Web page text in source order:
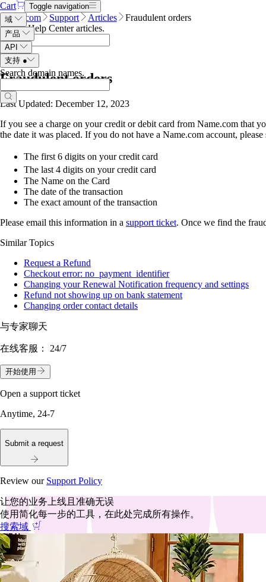
Cart
Toggle navigation
域
产品
API
支持 ●
Search domain names.
Name.com Support Articles
Fraudulent orders
Search Help Center articles.
Fraudulent orders
Last Updated: December 12, 2023
If you see a charge on your credit or debit card from Name.com that
the date it was placed. If you do not have a Name.com account,
The first 6 digits on your credit card
The last 4 digits on your credit card
The Name on the Card
The date of the transaction
The exact amount of the transaction
Please email this information in a support ticket. Once we find the
Similar Topics
Request a Refund
Checkout error: no_payment_identifier
Changing your Renewal Notification frequency and settings
Refund not showing up on bank statement
Changing order contact details
与专家聊天
在线客服： 24/7
开始使用
Open a support ticket
Anytime, 24-7
Submit a request
Review our Support Policy
让您的业务上线且准确无误
使用简化每一步的工具，在此处完成所有操作。
搜索域